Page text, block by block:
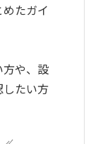
たガイ
や、設
たい方